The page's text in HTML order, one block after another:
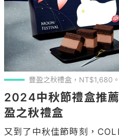
豐盈之秋禮盒，NT$1,680
2024中秋節禮盒推
盈之秋禮盒
又到了中秋佳節時刻，